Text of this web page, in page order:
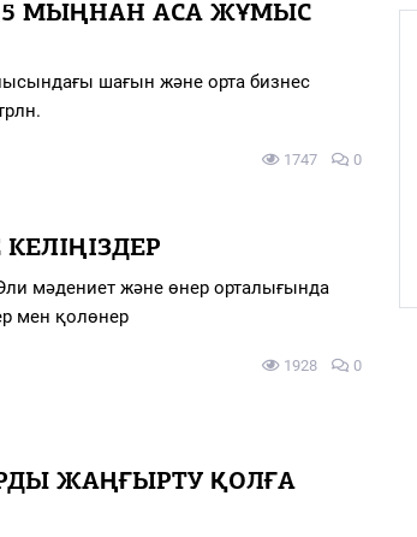
5 МЫҢНАН АСА ЖҰМЫС
шағын және орта бизнес
1747 0
мәдениет және өнер орталығында
мен қолөнер
1928 0
ЖАҢҒЫРТУ ҚОЛҒА